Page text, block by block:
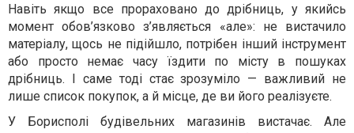
Навіть якщо все прораховано до дрібниць, у якийсь
момент обов’язково з’являється «але»: не вистачило
матеріалу, щось не підійшло, потрібен інший інструмент
або просто немає часу їздити по місту в пошуках
дрібниць. І саме тоді стає зрозуміло — важливий не
лише список покупок, а й місце, де ви його реалізуєте.
У Борисполі будівельних магазинів вистачає. Але